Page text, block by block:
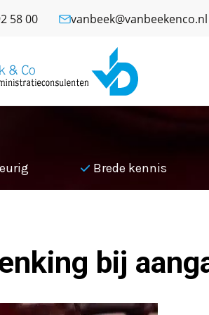
58 00 vanbeek@vanbeekenco.nl
Brede kennis
bij